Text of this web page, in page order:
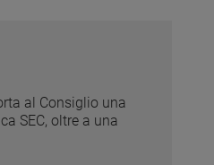
al Consiglio una
SEC, oltre a una